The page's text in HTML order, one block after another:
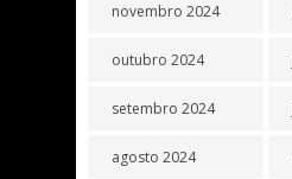
novembro 2024
outubro 2024
setembro 2024
agosto 2024